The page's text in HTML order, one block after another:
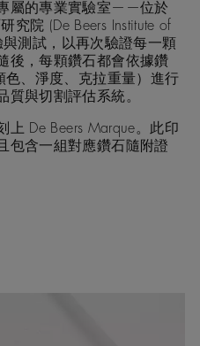
屬的專業實驗室——位於
究院 (De Beers Institute of
測試，以再次驗證每一顆
後，每顆鑽石都會依據鑽
、淨度、克拉重量）進行
質與切割評估系統。
上 De Beers Marque。此印
包含一組對應鑽石隨附證